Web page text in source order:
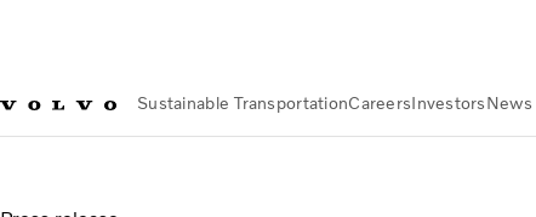
Sustainable TransportationCareersInvestors